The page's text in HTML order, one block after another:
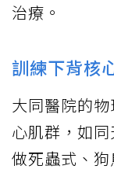
治療。
訓練下背核
大同醫院的
心肌群，如
做死蟲式、狗